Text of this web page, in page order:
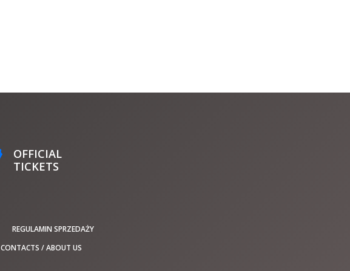
OFFICIAL
TICKETS
REGULAMIN SPRZEDAŻY
CONTACTS / ABOUT US